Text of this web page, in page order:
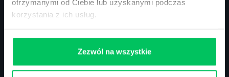
otrzymanymi od Ciebie lub uzyskanymi podczas
korzystania z ich usług.
Zezwól na wszystkie
00-394 Warszawa